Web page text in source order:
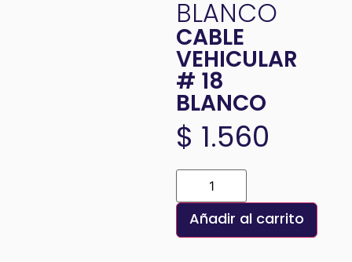
BLANCO
CABLE
VEHICULAR
# 18
BLANCO
$ 1.560
Añadir al carrito